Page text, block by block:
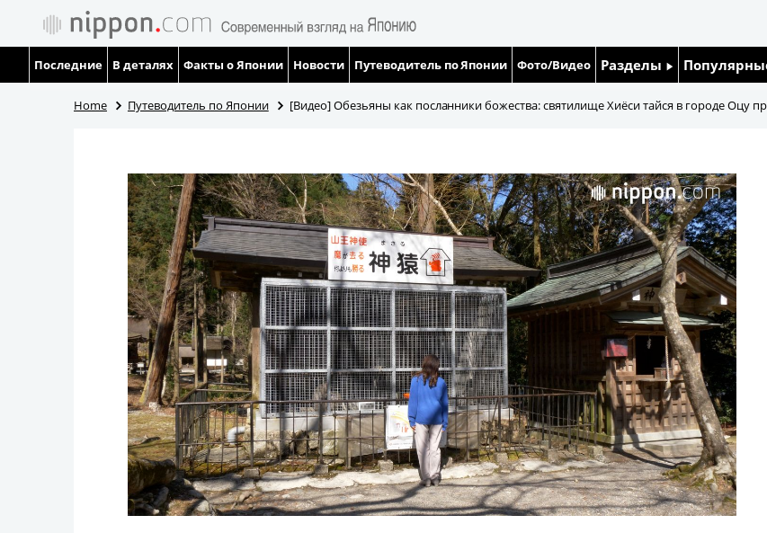
Последние В деталях Факты о Японии Новости Путеводитель по Японии Фото/Видео Разделы
Люди
Политика
Экономика
Общество
Культура
Жизнь
Технологии
Токио
От редакции
Семья
Еда и
Home Путеводитель по Японии [Видео] Обезьяны как посланники божества: святилище Хиёси тайся в городе Оцу